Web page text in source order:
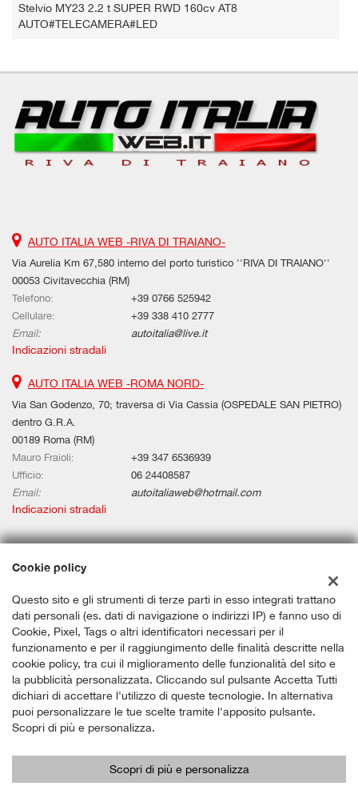
Stelvio MY23 2.2 t SUPER RWD 160cv AT8
AUTO#TELECAMERA#LED
AUTO ITALIA WEB -RIVA DI TRAIANO-
Via Aurelia Km 67,580 interno del porto turistico ''RIVA DI TRAIANO''
00053 Civitavecchia (RM)
Telefono:
+39 0766 525942
Cellulare:
+39 338 410 2777
Email:
autoitalia@live.it
Indicazioni stradali
AUTO ITALIA WEB -ROMA NORD-
Via San Godenzo, 70; traversa di Via Cassia (OSPEDALE SAN PIETRO)
dentro G.R.A.
00189 Roma (RM)
Mauro Fraioli:
+39 347 6536939
Ufficio:
06 24408587
Email:
autoitaliaweb@hotmail.com
Indicazioni stradali
Dati fiscali:
Via Aurelia Km 67,580, Civitavecchia (RM)
C.F/P.IVA:12659191006
Registro delle imprese: RM
Copyright © 2026 GestionaleAuto.com S.r.l., Tutti i diritti riservati -
Cookie policy
Questo sito e gli strumenti di terze parti in esso integrati trattano
dati personali (es. dati di navigazione o indirizzi IP) e fanno uso di
Cookie, Pixel, Tags o altri identificatori necessari per il
funzionamento e per il raggiungimento delle finalità descritte nella
cookie policy, tra cui il miglioramento delle funzionalità del sito e
la pubblicità personalizzata. Cliccando sul pulsante Accetta Tutti
dichiari di accettare l'utilizzo di queste tecnologie. In alternativa
puoi personalizzare le tue scelte tramite l'apposito pulsante.
Scopri di più e personalizza.
Scopri di più e personalizza